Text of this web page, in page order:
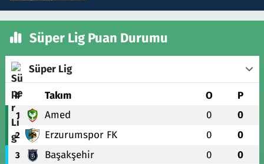
Süper Lig Puan Durumu
Süper Lig
# Takım O P
1 Amed 0 0
2 Erzurumspor FK 0 0
3 Başakşehir 0 0